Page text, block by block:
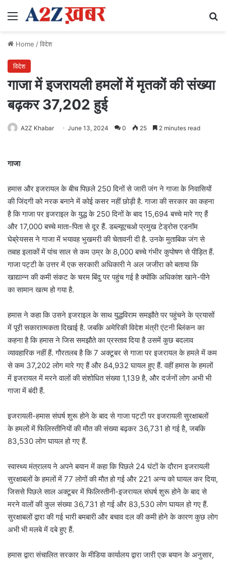
Menu
Home /विदेश
विदेश
गाजा में इजरायली हमलों में मृतकों की संख्या
बढ़कर 37,202 हुई
A2Z Khabar June 13, 2024 0 25 2 minutes read
गाजा
हमास और इजरायल के बीच पिछले 250 दिनों से जारी जंग ने गाजा के निवासियों
की जिंदगी को नरक बनाने में कोई कसर नहीं छोड़ी है. गाजा की सरकार का कहना
है कि गाजा पर इजराइल के युद्ध के 250 दिनों के बाद 15,694 बच्चे मारे गए हैं
और 17,000 बच्चे माता-पिता से दूर हैं. डब्ल्यूएचओ प्रमुख टेड्रोस एडनॉम
घेब्रेयसस ने गाजा में भयावह भुखमरी की चेतावनी दी है. उनके मुताबिक जंग से
तबाह इलाकों में पांच साल से कम उम्र के 8,000 बच्चे गंभीर कुपोषण से पीड़ित हैं.
गाजा पट्टी के उत्तर में एक सरकारी अधिकारी ने अल जजीरा को बताया कि
खाद्यान्न की कमी संकट के चरम बिंदु पर पहुंच गई है क्योंकि अधिकांश खाने-पीने
का सामान खत्म हो गया है.
हमास ने कहा कि उसने इजराइल के साथ युद्धविराम समझौते पर पहुंचने के प्रयासों
में पूरी सकारात्मकता दिखाई है. जबकि अमेरिकी विदेश मंत्री एंटनी ब्लिंकन का
कहना है कि हमास ने जिस समझौते का प्रस्ताव दिया है उसमें कुछ बदलाव
व्यावहारिक नहीं हैं. गौरतलब है कि 7 अक्टूबर से गाजा पर इजरायल के हमले में कम
से कम 37,202 लोग मारे गए हैं और 84,932 घायल हुए हैं. वहीं हमास के हमलों
में इजरायल में मरने वालों की संशोधित संख्या 1,139 है, और दर्जनों लोग अभी भी
गाजा में बंदी हैं.
इजरायली-हमास संघर्ष शुरू होने के बाद से गाजा पट्टी पर इजरायली सुरक्षाबलों
के हमलों में फिलिस्तीनियों की मौत की संख्या बढ़कर 36,731 हो गई है, जबकि
83,530 लोग घायल हो गए हैं.
स्वास्थ्य मंत्रालय ने अपने बयान में कहा कि पिछले 24 घंटों के दौरान इजरायली
सुरक्षाबलों के हमलों में 77 लोगों की मौत हो गई और 221 अन्य को घायल कर दिया,
जिससे पिछले साल अक्टूबर में फिलिस्तीनी-इजरायल संघर्ष शुरू होने के बाद से
मरने वालों की कुल संख्या 36,731 हो गई और 83,530 लोग घायल हो गए हैं.
सुरक्षाबलों द्वारा की गई भारी बमबारी और बचाव दल की कमी होने के कारण कुछ लोग
अभी भी मलबे में दबे हुए हैं.
हमास द्वारा संचालित सरकार के मीडिया कार्यालय द्वारा जारी एक बयान के अनुसार,